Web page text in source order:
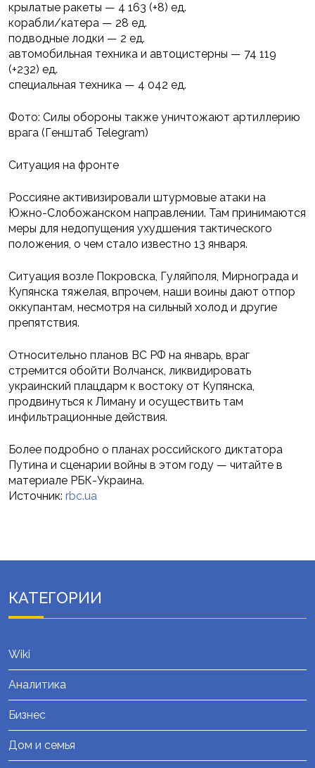
крылатые ракеты — 4 163 (+8) ед.
корабли/катера — 28 ед.
подводные лодки — 2 ед.
автомобильная техника и автоцистерны — 74 119
(+232) ед.
специальная техника — 4 042 ед.
Фото: Силы обороны также уничтожают артиллерию
врага (Генштаб Telegram)
Ситуация на фронте
Россияне активизировали штурмовые атаки на
Южно-Слобожанском направлении. Там принимаются
меры для недопущения ухудшения тактического
положения, о чем стало известно 13 января.
Ситуация возле Покровска, Гуляйполя, Мирнограда и
Купянска тяжелая, впрочем, наши воины дают отпор
оккупантам, несмотря на сильный холод и другие
препятствия.
Относительно планов ВС РФ на январь, враг
стремится обойти Волчанск, ликвидировать
украинский плацдарм к востоку от Купянска,
продвинуться к Лиману и осуществить там
инфильтрационные действия.
Более подробно о планах российского диктатора
Путина и сценарии войны в этом году — читайте в
материале РБК-Украина.
Источник: rbc.ua
КАТЕГОРИИ
Wiki
Аналитика
Бизнес
Дом и семья